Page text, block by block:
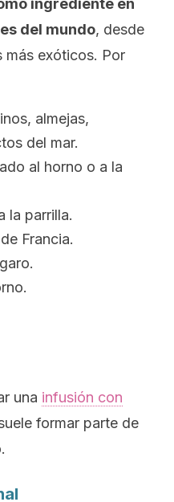
ingrediente en
del mundo, desde
más exóticos. Por
almejas,
del mar.
al horno o a la
la parrilla.
Francia.
una infusión con
formar parte de